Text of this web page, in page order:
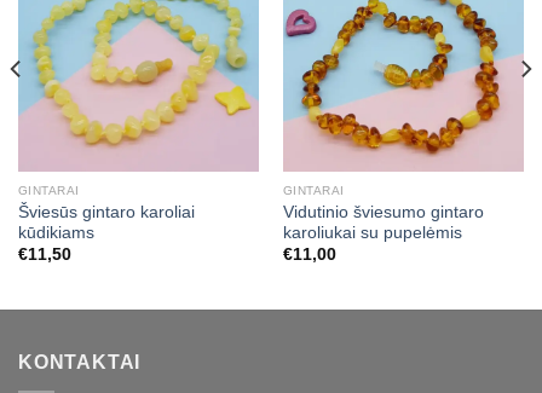
GINTARAI
Šviesūs gintaro karoliai
kūdikiams
€11,50
GINTARAI
Vidutinio šviesumo gintaro
karoliukai su pupelėmis
€11,00
KONTAKTAI